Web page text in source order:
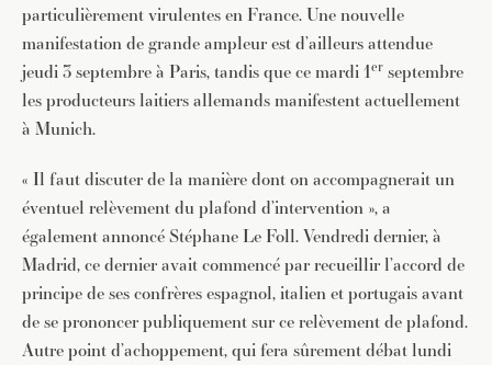
particulièrement virulentes en France. Une nouvelle
manifestation de grande ampleur est d’ailleurs attendue
jeudi 3 septembre à Paris, tandis que ce mardi 1er septembre
les producteurs laitiers allemands manifestent actuellement
à Munich.
« Il faut discuter de la manière dont on accompagnerait un
éventuel relèvement du plafond d’intervention », a
également annoncé Stéphane Le Foll. Vendredi dernier, à
Madrid, ce dernier avait commencé par recueillir l’accord de
principe de ses confrères espagnol, italien et portugais avant
de se prononcer publiquement sur ce relèvement de plafond.
Autre point d’achoppement, qui fera sûrement débat lundi